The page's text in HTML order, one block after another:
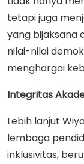
tetapi juga
yang bijaksana
nilai-nilai
menghargai
Integritas
Lebih lanjut
lembaga
inklusivitas,